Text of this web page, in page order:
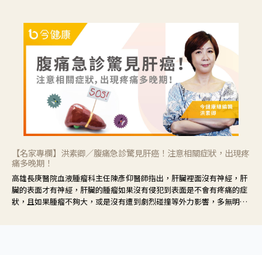
【名家專欄】洪素卿／腹痛急診驚見肝癌！注意相關症狀，出現疼
痛多晚期！
高雄長庚醫院血液腫瘤科主任陳彥仰醫師指出，肝臟裡面沒有神經，肝
臟的表面才有神經，肝臟的腫瘤如果沒有侵犯到表面是不會有疼痛的症
狀，且如果腫瘤不夠大，或是沒有遭到劇烈碰撞等外力影響，多無明顯